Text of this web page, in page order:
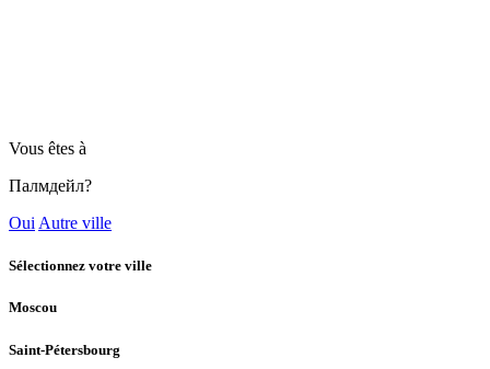
Vous êtes à
Палмдейл?
Oui Autre ville
Sélectionnez votre ville
Moscou
Saint-Pétersbourg